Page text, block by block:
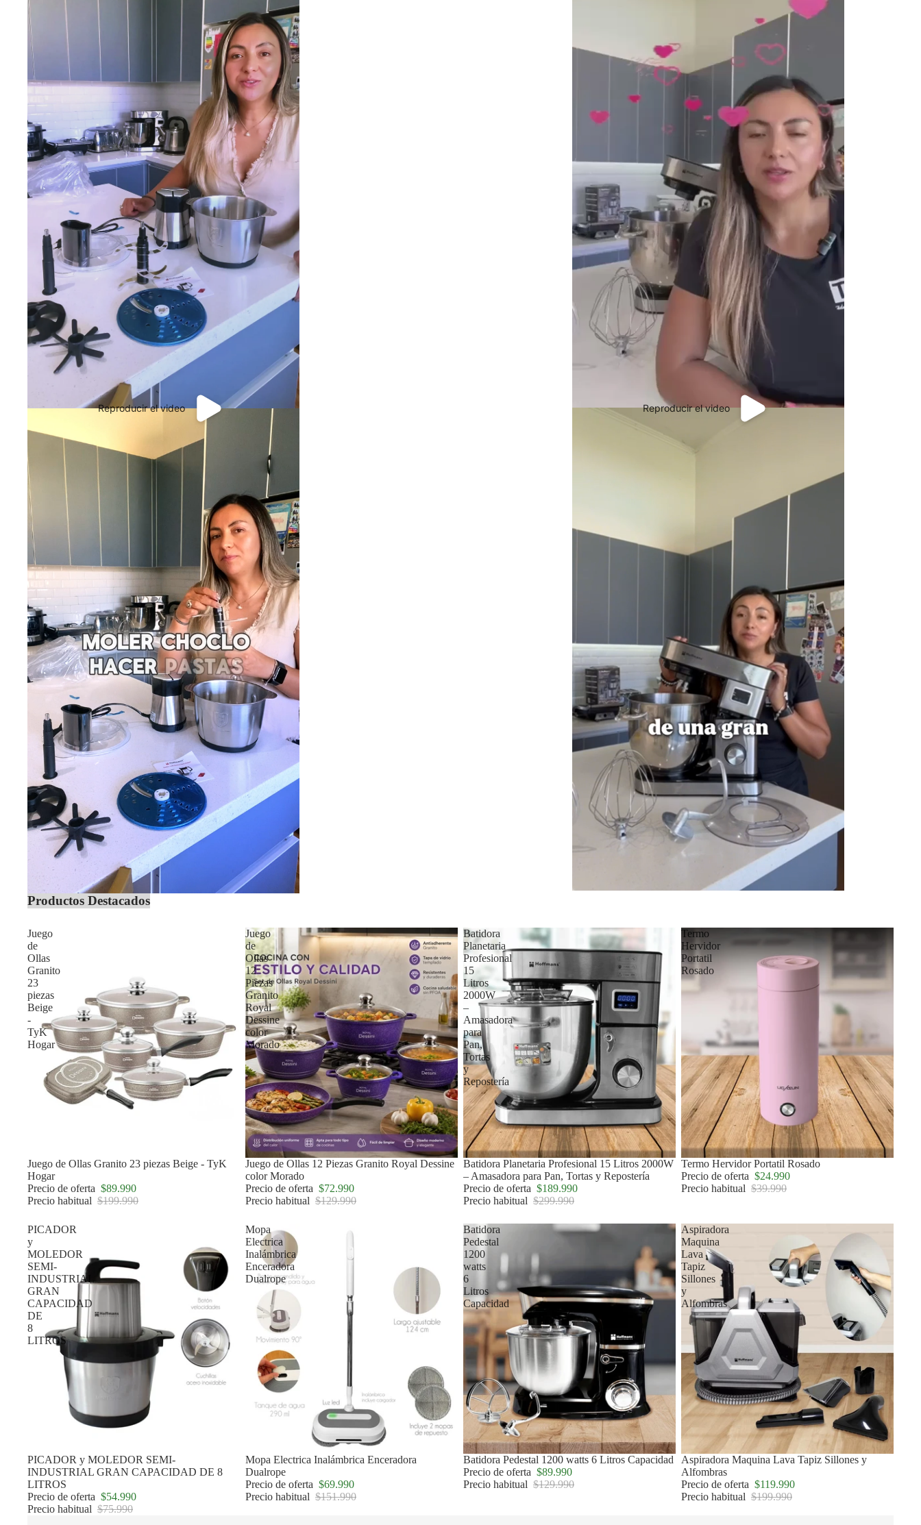
Reproducir el video Reproducir el video
Productos Destacados
Juego
de
Ollas
Granito
23
piezas
Beige
-
TyK
Hogar
Oferta
Juego de Ollas Granito 23 piezas Beige - TyK
Hogar
Precio de oferta $89.990
Precio habitual $199.990
Juego
de
Ollas
12
Piezas
Granito
Royal
Dessine
color
Morado
Oferta
Juego de Ollas 12 Piezas Granito Royal Dessine
color Morado
Precio de oferta $72.990
Precio habitual $129.990
Batidora
Planetaria
Profesional
15
Litros
2000W
–
Amasadora
para
Pan,
Tortas
y
Repostería
Agotado
Batidora Planetaria Profesional 15 Litros 2000W
– Amasadora para Pan, Tortas y Repostería
Precio de oferta $189.990
Precio habitual $299.990
Termo
Hervidor
Portatil
Rosado
Oferta
Termo Hervidor Portatil Rosado
Precio de oferta $24.990
Precio habitual $39.990
PICADOR
y
MOLEDOR
SEMI-
INDUSTRIAL
GRAN
CAPACIDAD
DE
8
LITROS
Oferta
PICADOR y MOLEDOR SEMI-
INDUSTRIAL GRAN CAPACIDAD DE 8
LITROS
Precio de oferta $54.990
Precio habitual $75.990
Mopa
Electrica
Inalámbrica
Enceradora
Dualrope
Oferta
Mopa Electrica Inalámbrica Enceradora
Dualrope
Precio de oferta $69.990
Precio habitual $151.990
Batidora
Pedestal
1200
watts
6
Litros
Capacidad
Oferta
Batidora Pedestal 1200 watts 6 Litros Capacidad
Precio de oferta $89.990
Precio habitual $129.990
Aspiradora
Maquina
Lava
Tapiz
Sillones
y
Alfombras
Oferta
Aspiradora Maquina Lava Tapiz Sillones y
Alfombras
Precio de oferta $119.990
Precio habitual $199.990